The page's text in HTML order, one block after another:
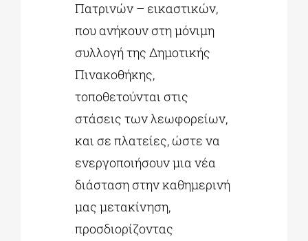
Πατρινών – εικαστικών,
που ανήκουν στη μόνιμη
συλλογή της Δημοτικής
Πινακοθήκης,
τοποθετούνται στις
στάσεις των λεωφορείων,
και σε πλατείες, ώστε να
ενεργοποιήσουν μια νέα
διάσταση στην καθημερινή
μας μετακίνηση,
προσδιορίζοντας